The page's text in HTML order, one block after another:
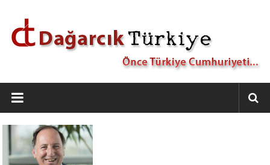
Dağarcık
Türkiye
Önce
Türkiye
Cumhuriyeti…